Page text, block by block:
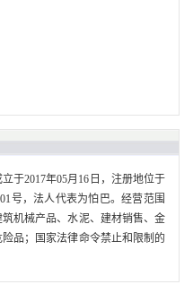
于2017年05月16日，注册地位于
号，法人代表为怕巴。经营范围
机械产品、水泥、建材销售、金
品；国家法律命令禁止和限制的